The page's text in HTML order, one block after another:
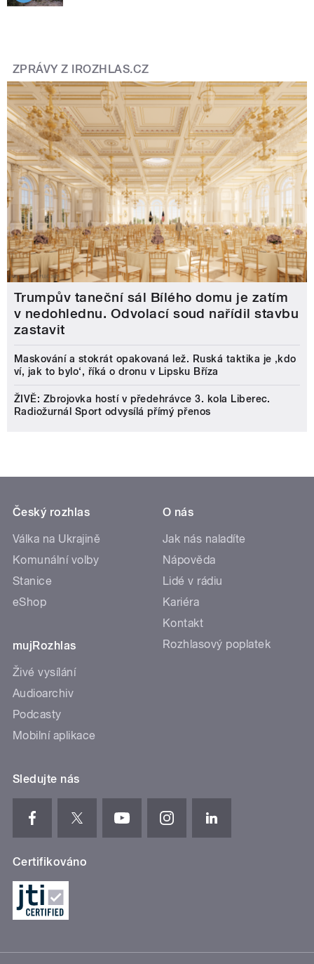
ZPRÁVY Z IROZHLAS.CZ
Trumpův taneční sál Bílého domu je zatím
v nedohlednu. Odvolací soud nařídil stavbu
zastavit
Maskování a stokrát opakovaná lež. Ruská taktika je ‚kdo
ví, jak to bylo‘, říká o dronu v Lipsku Bříza
ŽIVĚ: Zbrojovka hostí v předehrávce 3. kola Liberec.
Radiožurnál Sport odvysílá přímý přenos
Český rozhlas
Válka na Ukrajině
Komunální volby
Stanice
eShop
mujRozhlas
Živé vysílání
Audioarchiv
Podcasty
Mobilní aplikace
O nás
Jak nás naladíte
Nápověda
Lidé v rádiu
Kariéra
Kontakt
Rozhlasový poplatek
Sledujte nás
Certifikováno